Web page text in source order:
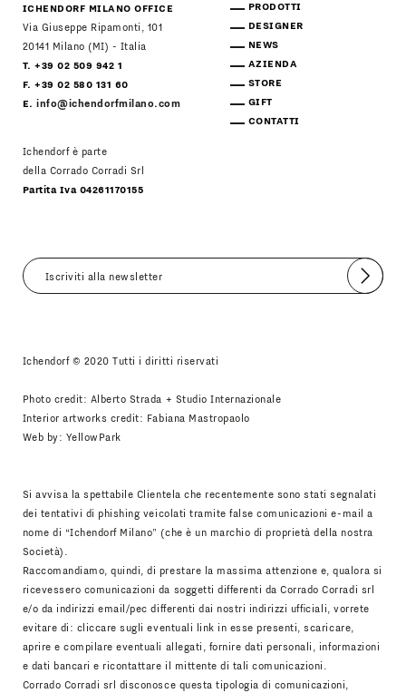
ICHENDORF MILANO OFFICE
Via Giuseppe Ripamonti, 101
20141 Milano (MI) - Italia
T. +39 02 509 942 1
F. +39 02 580 131 60
E.info@ichendorfmilano.com
Ichendorf è parte
della Corrado Corradi Srl
Partita Iva 04261170155
PRODOTTI
DESIGNER
NEWS
AZIENDA
STORE
GIFT
CONTATTI
Invia
Ichendorf © 2020 Tutti i diritti riservati
Photo credit: Alberto Strada + Studio Internazionale
Interior artworks credit: Fabiana Mastropaolo
Web by: YellowPark
Si avvisa la spettabile Clientela che recentemente sono stati segnalati
dei tentativi di phishing veicolati tramite false comunicazioni e-mail a
nome di “Ichendorf Milano” (che è un marchio di proprietà della nostra
Società).
Raccomandiamo, quindi, di prestare la massima attenzione e, qualora si
ricevessero comunicazioni da soggetti differenti da Corrado Corradi srl
e/o da indirizzi email/pec differenti dai nostri indirizzi ufficiali, vorrete
evitare di: cliccare sugli eventuali link in esse presenti, scaricare,
aprire e compilare eventuali allegati, fornire dati personali, informazioni
e dati bancari e ricontattare il mittente di tali comunicazioni.
Corrado Corradi srl disconosce questa tipologia di comunicazioni,